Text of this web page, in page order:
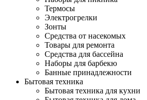
Термосы
Электрогрелки
Зонты
Средства от насекомых
Товары для ремонта
Средства для бассейна
Наборы для барбекю
Банные принадлежности
Бытовая техника
Бытовая техника для кухни